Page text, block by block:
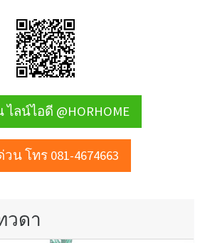
ลน์ไอดี @HORHOME
น โทร 081-4674663
วดา